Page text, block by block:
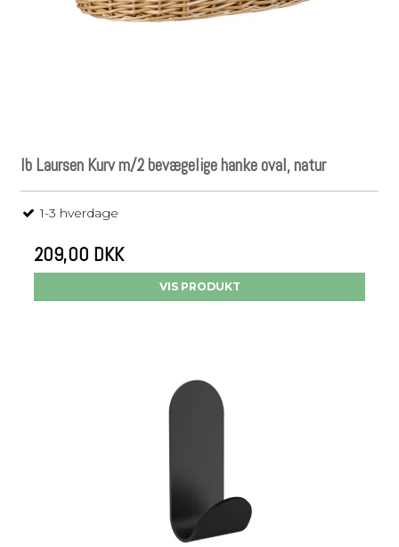
Ib Laursen Kurv m/2 bevægelige hanke oval, natur
1-3 hverdage
209,00 DKK
VIS PRODUKT